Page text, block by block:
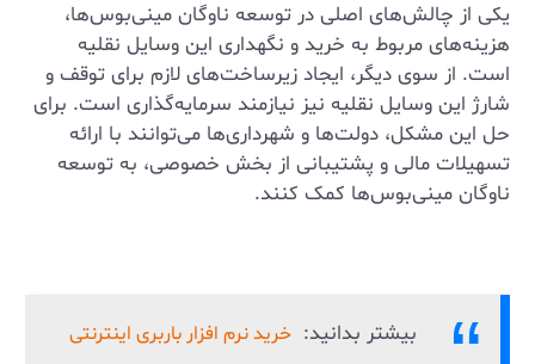
یکی از چالش‌های اصلی در توسعه ناوگان مینی‌بوس‌ها،
هزینه‌های مربوط به خرید و نگهداری این وسایل نقلیه
است. از سوی دیگر، ایجاد زیرساخت‌های لازم برای توقف و
شارژ این وسایل نقلیه نیز نیازمند سرمایه‌گذاری است. برای
حل این مشکل، دولت‌ها و شهرداری‌ها می‌توانند با ارائه
تسهیلات مالی و پشتیبانی از بخش خصوصی، به توسعه
ناوگان مینی‌بوس‌ها کمک کنند.
بیشتر بدانید: خرید نرم افزار باربری اینترنتی